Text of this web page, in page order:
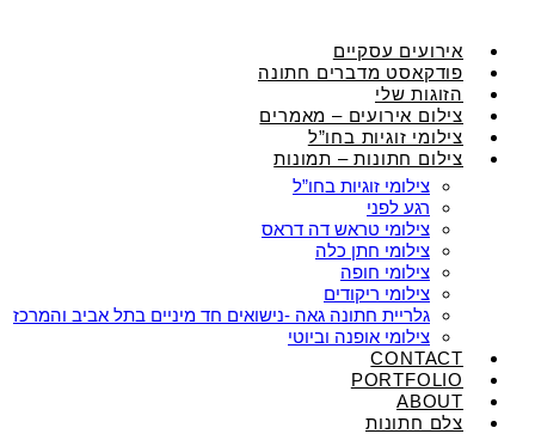
אירועים עסקיים
פודקאסט מדברים חתונה
הזוגות שלי
צילום אירועים – מאמרים
צילומי זוגיות בחו”ל
צילום חתונות – תמונות
צילומי זוגיות בחו”ל
רגע לפני
צילומי טראש דה דראס
צילומי חתן כלה
צילומי חופה
צילומי ריקודים
גלריית חתונה גאה -נישואים חד מיניים בתל אביב והמרכז
צילומי אופנה וביוטי
CONTACT
PORTFOLIO
ABOUT
צלם חתונות